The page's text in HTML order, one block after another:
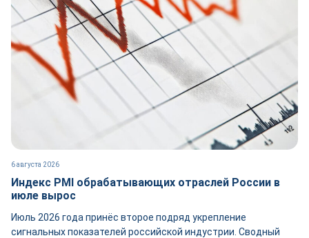
6 августа 2026
Индекс PMI обрабатывающих отраслей России в
июле вырос
Июль 2026 года принёс второе подряд укрепление
сигнальных показателей российской индустрии. Сводный